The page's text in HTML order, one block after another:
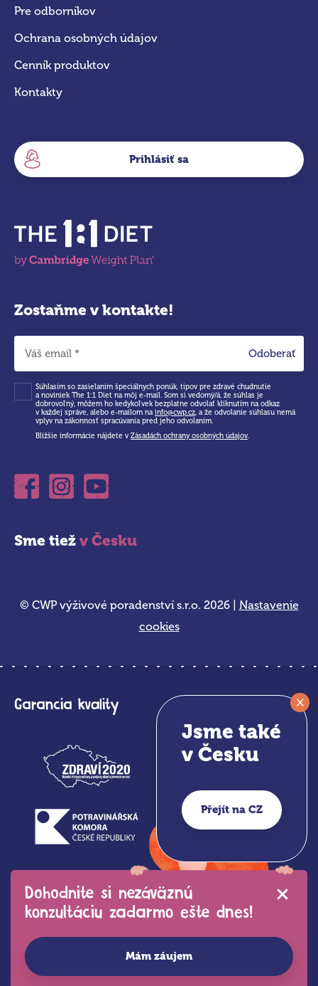
Pre odborníkov
Ochrana osobných údajov
Cenník produktov
Kontakty
Prihlásiť sa
Zostaňme v kontakte!
Odoberať
Súhlasím so zasielaním špeciálnych ponúk, tipov pre zdravé chudnutie
a noviniek The 1:1 Diet na môj e-mail. Som si vedomý/á, že súhlas je
dobrovoľný, môžem ho kedykoľvek bezplatne odvolať kliknutím na odkaz
v každej správe, alebo e-mailom nainfo@cwp.cz, a že odvolanie súhlasu nemá
vplyv na zákonnosť spracúvania pred jeho odvolaním.
Bližšie informácie nájdete vZásadách ochrany osobných údajov.
FacebookInstagramYoutube
Sme tiež v Česku
© CWP výživové poradenství s.r.o. 2026 | Nastavenie
cookies
Garancia kvality
Dohodnite si nezáväznú
konzultáciu zadarmo ešte dnes!
Mám záujem
×
Jsme také
v Česku
Přejít na CZ